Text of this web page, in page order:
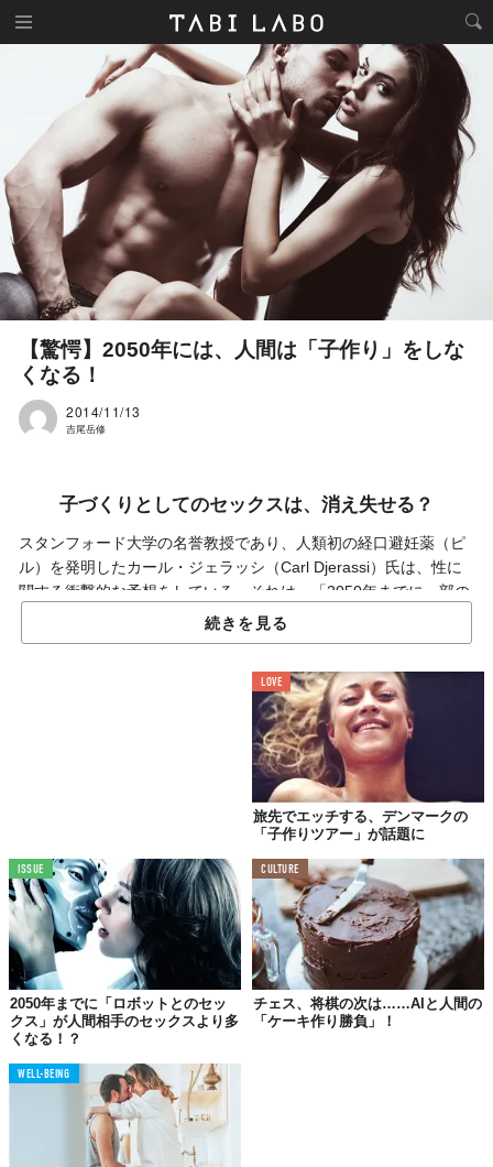
【驚愕】2050年には、人間は「子作り」をしな
くなる！
2014/11/13
吉尾岳修
子づくりとしてのセックスは、消え失せる？
スタンフォード大学の名誉教授であり、人類初の経口避妊薬（ピ
ル）を発明したカール・ジェラッシ（Carl Djerassi）氏は、性に
関する衝撃的な予想をしている。それは、「2050年までに一部の
人類にとって、セックスのほとんどの目的は生殖のためではな
く、単なる楽しみのためだけになる。」というもの。一体なぜだ
■卵子と精子の凍結保存が当たり前に？
続きを見る
LOVE
旅先でエッチする、デンマークの
「子作りツアー」が話題に
ISSUE
2050年までに「ロボットとのセッ
クス」が人間相手のセックスより多
くなる！？
CULTURE
チェス、将棋の次は……AIと人間の
「ケーキ作り勝負」！
WELL-BEING